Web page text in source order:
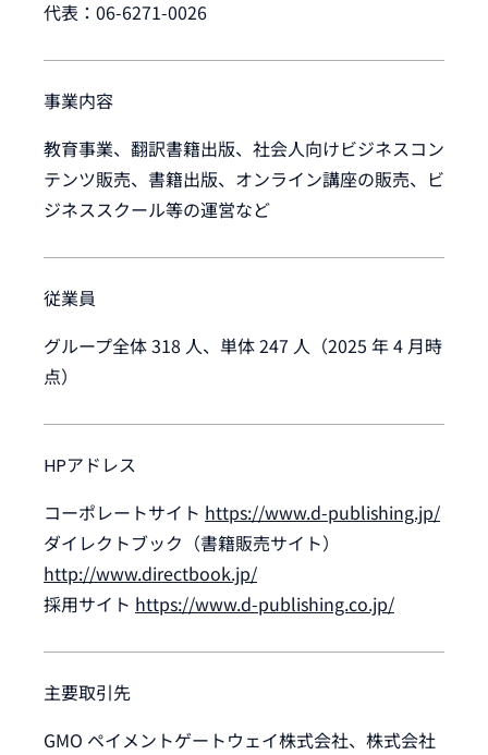
代表：06-6271-0026
事業内容
教育事業、翻訳書籍出版、社会人向けビジネスコン
テンツ販売、書籍出版、オンライン講座の販売、ビ
ジネススクール等の運営など
従業員
グループ全体 318 人、単体 247 人（2025 年 4 月時
点）
HPアドレス
コーポレートサイト https://www.d-publishing.jp/
ダイレクトブック（書籍販売サイト）
http://www.directbook.jp/
採用サイト https://www.d-publishing.co.jp/
主要取引先
GMO ペイメントゲートウェイ株式会社、株式会社